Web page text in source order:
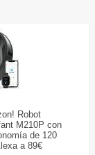
Robot
M210P con
de 120
a 89€